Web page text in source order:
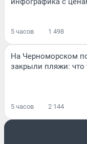
5 часов 1 498
На Черноморском
закрыли пляжи: что
5 часов 2 144